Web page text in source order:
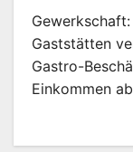
Gaststätten
Gastro-
Einkommen